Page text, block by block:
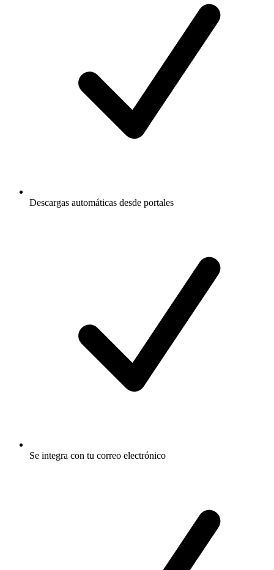
Descargas automáticas desde portales
Se integra con tu correo electrónico